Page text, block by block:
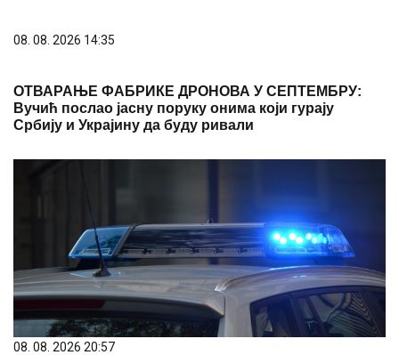
08. 08. 2026 14:35
ОТВАРАЊЕ ФАБРИКЕ ДРОНОВА У СЕПТЕМБРУ:
Вучић послао јасну поруку онима који гурају
Србију и Украјину да буду ривали
08. 08. 2026 20:57